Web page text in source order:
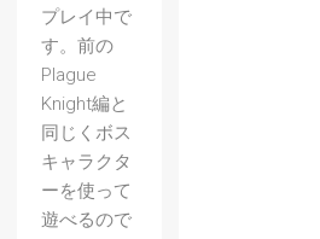
プレイ中で
す。前の
Plague
Knight編と
同じくボス
キャラクタ
ーを使って
遊べるので